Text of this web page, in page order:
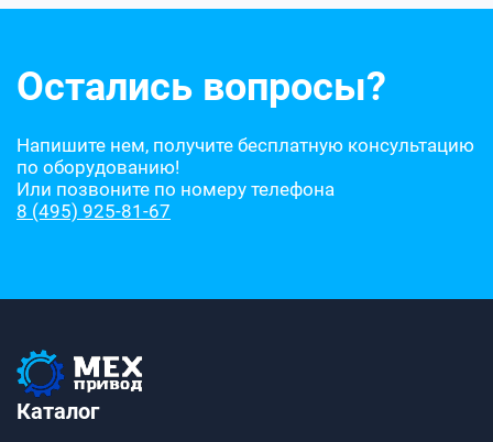
Остались вопросы?
Напишите нем, получите бесплатную консультацию
по оборудованию!
Или позвоните по номеру телефона
8 (495) 925-81-67
Каталог